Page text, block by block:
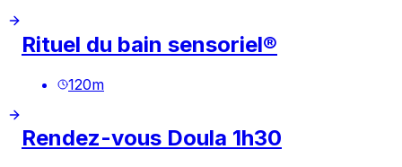
Rituel du bain sensoriel®
120m
Rendez-vous Doula 1h30